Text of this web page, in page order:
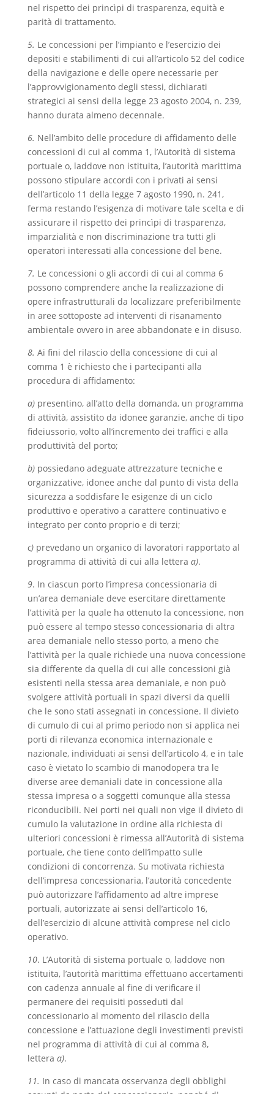
nel rispetto dei princìpi di trasparenza, equità e
parità di trattamento.
5. Le concessioni per l’impianto e l’esercizio dei
depositi e stabilimenti di cui all’articolo 52 del codice
della navigazione e delle opere necessarie per
l’approvvigionamento degli stessi, dichiarati
strategici ai sensi della legge 23 agosto 2004, n. 239,
hanno durata almeno decennale.
6. Nell’ambito delle procedure di affidamento delle
concessioni di cui al comma 1, l’Autorità di sistema
portuale o, laddove non istituita, l’autorità marittima
possono stipulare accordi con i privati ai sensi
dell’articolo 11 della legge 7 agosto 1990, n. 241,
ferma restando l’esigenza di motivare tale scelta e di
assicurare il rispetto dei princìpi di trasparenza,
imparzialità e non discriminazione tra tutti gli
operatori interessati alla concessione del bene.
7. Le concessioni o gli accordi di cui al comma 6
possono comprendere anche la realizzazione di
opere infrastrutturali da localizzare preferibilmente
in aree sottoposte ad interventi di risanamento
ambientale ovvero in aree abbandonate e in disuso.
8. Ai fini del rilascio della concessione di cui al
comma 1 è richiesto che i partecipanti alla
procedura di affidamento:
a)presentino, all’atto della domanda, un programma
di attività, assistito da idonee garanzie, anche di tipo
fideiussorio, volto all’incremento dei traffici e alla
produttività del porto;
b)possiedano adeguate attrezzature tecniche e
organizzative, idonee anche dal punto di vista della
sicurezza a soddisfare le esigenze di un ciclo
produttivo e operativo a carattere continuativo e
integrato per conto proprio e di terzi;
c)prevedano un organico di lavoratori rapportato al
programma di attività di cui alla lettera a).
9. In ciascun porto l’impresa concessionaria di
un’area demaniale deve esercitare direttamente
l’attività per la quale ha ottenuto la concessione, non
può essere al tempo stesso concessionaria di altra
area demaniale nello stesso porto, a meno che
l’attività per la quale richiede una nuova concessione
sia differente da quella di cui alle concessioni già
esistenti nella stessa area demaniale, e non può
svolgere attività portuali in spazi diversi da quelli
che le sono stati assegnati in concessione. Il divieto
di cumulo di cui al primo periodo non si applica nei
porti di rilevanza economica internazionale e
nazionale, individuati ai sensi dell’articolo 4, e in tale
caso è vietato lo scambio di manodopera tra le
diverse aree demaniali date in concessione alla
stessa impresa o a soggetti comunque alla stessa
riconducibili. Nei porti nei quali non vige il divieto di
cumulo la valutazione in ordine alla richiesta di
ulteriori concessioni è rimessa all’Autorità di sistema
portuale, che tiene conto dell’impatto sulle
condizioni di concorrenza. Su motivata richiesta
dell’impresa concessionaria, l’autorità concedente
può autorizzare l’affidamento ad altre imprese
portuali, autorizzate ai sensi dell’articolo 16,
dell’esercizio di alcune attività comprese nel ciclo
operativo.
10. L’Autorità di sistema portuale o, laddove non
istituita, l’autorità marittima effettuano accertamenti
con cadenza annuale al fine di verificare il
permanere dei requisiti posseduti dal
concessionario al momento del rilascio della
concessione e l’attuazione degli investimenti previsti
nel programma di attività di cui al comma 8,
lettera a).
11. In caso di mancata osservanza degli obblighi